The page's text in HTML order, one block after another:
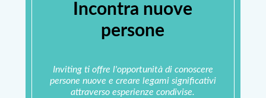
Incontra nuove
persone
Inviting ti offre l'opportunità di conoscere
persone nuove e creare legami significativi
attraverso esperienze condivise.